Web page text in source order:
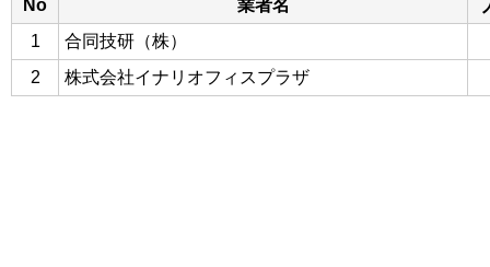
No 業者名
1
合同技研（株）
2
株式会社イナリオフィスプラザ